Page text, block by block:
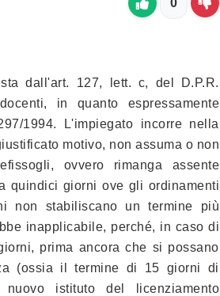
0
dall'art. 127, lett. c, del D.P.R.
in quanto espressamente
1994. L'impiegato incorre nella
motivo, non assuma o non
ovvero rimanga assente
quindici giorni ove gli ordinamenti
non stabiliscano un termine più
inapplicabile, perché, in caso di
prima ancora che si possano
(ossia il termine di 15 giorni di
istituto del licenziamento